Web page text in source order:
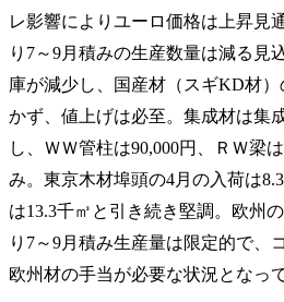
レ影響によりユーロ価格は上昇見
り7～9月積みの生産数量は減る見
庫が減少し、国産材（スギKD材
かず、値上げは必至。集成材は集
し、ＷＷ管柱は90,000円、ＲＷ梁
み。東京木材埠頭の4月の入荷は
は13.3千㎥と引き続き堅調。欧州
り7～9月積み生産量は限定的で、
欧州材の手当が必要な状況となっ